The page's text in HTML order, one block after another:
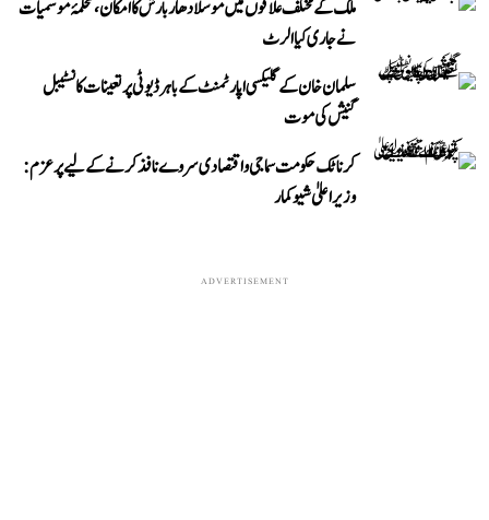
ملک کے مختلف علاقوں میں موسلادھار بارش کا امکان، محکمۂ موسمیات
نے جاری کیا الرٹ
سلمان خان کے گلیکسی اپارٹمنٹ کے باہر ڈیوٹی پر تعینات کانسٹیبل
گنیش کی موت
کرناٹک حکومت سماجی و اقتصادی سروے نافذ کرنے کے لیے پرعزم:
وزیر اعلیٰ شیوکمار
ADVERTISEMENT